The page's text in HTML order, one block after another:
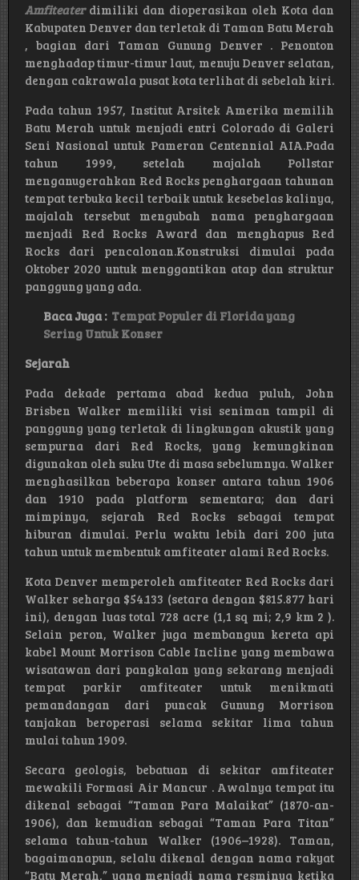
Amfiteaterdimiliki dan dioperasikan oleh Kota dan
Kabupaten Denver dan terletak di Taman Batu Merah
, bagian dari Taman Gunung Denver . Penonton
menghadap timur-timur laut, menuju Denver selatan,
dengan cakrawala pusat kota terlihat di sebelah kiri.
Pada tahun 1957, Institut Arsitek Amerika memilih
Batu Merah untuk menjadi entri Colorado di Galeri
Seni Nasional untuk Pameran Centennial AIA.Pada
tahun 1999, setelah majalah Pollstar
menganugerahkan Red Rocks penghargaan tahunan
tempat terbuka kecil terbaik untuk kesebelas kalinya,
majalah tersebut mengubah nama penghargaan
menjadi Red Rocks Award dan menghapus Red
Rocks dari pencalonan.Konstruksi dimulai pada
Oktober 2020 untuk menggantikan atap dan struktur
panggung yang ada.
Baca Juga : Tempat Populer di Florida yang
Sering Untuk Konser
Sejarah
Pada dekade pertama abad kedua puluh, John
Brisben Walker memiliki visi seniman tampil di
panggung yang terletak di lingkungan akustik yang
sempurna dari Red Rocks, yang kemungkinan
digunakan oleh suku Ute di masa sebelumnya. Walker
menghasilkan beberapa konser antara tahun 1906
dan 1910 pada platform sementara; dan dari
mimpinya, sejarah Red Rocks sebagai tempat
hiburan dimulai. Perlu waktu lebih dari 200 juta
tahun untuk membentuk amfiteater alami Red Rocks.
Kota Denver memperoleh amfiteater Red Rocks dari
Walker seharga $54.133 (setara dengan $815.877 hari
ini), dengan luas total 728 acre (1,1 sq mi; 2,9 km 2 ).
Selain peron, Walker juga membangun kereta api
kabel Mount Morrison Cable Incline yang membawa
wisatawan dari pangkalan yang sekarang menjadi
tempat parkir amfiteater untuk menikmati
pemandangan dari puncak Gunung Morrison
tanjakan beroperasi selama sekitar lima tahun
mulai tahun 1909.
Secara geologis, bebatuan di sekitar amfiteater
mewakili Formasi Air Mancur . Awalnya tempat itu
dikenal sebagai “Taman Para Malaikat” (1870-an-
1906), dan kemudian sebagai “Taman Para Titan”
selama tahun-tahun Walker (1906–1928). Taman,
bagaimanapun, selalu dikenal dengan nama rakyat
“Batu Merah,” yang menjadi nama resminya ketika